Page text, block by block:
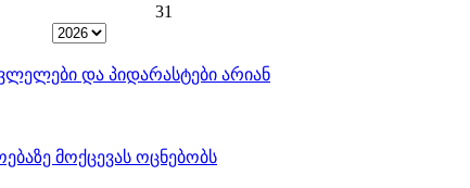
31
და პიდარასტები არიან
მოქცევას ოცნებობს